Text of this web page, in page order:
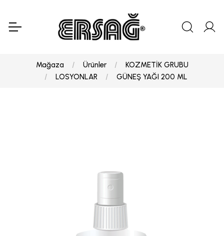
Mağaza Ürünler
KOZMETİK GRUBU
LOSYONLAR
GÜNEŞ YAĞI 200 ML